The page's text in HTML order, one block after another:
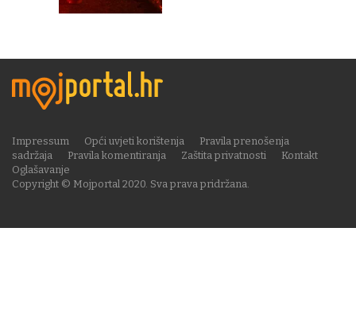
Copyright © Mojportal 2020. Sva prava pridržana.
Impressum Opći uvjeti korištenja
Pravila prenošenja
sadržaja
Pravila komentiranja Zaštita privatnosti
Kontakt
Oglašavanje